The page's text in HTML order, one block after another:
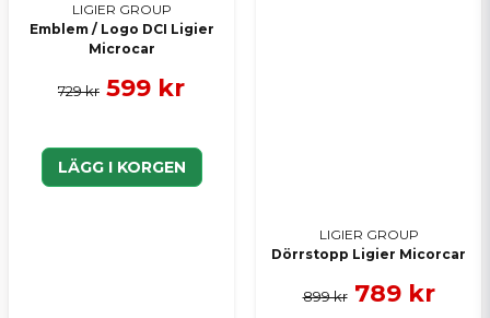
LIGIER GROUP
Emblem / Logo DCI Ligier
Microcar
729 kr 599 kr
LÄGG I KORGEN
LIGIER GROUP
Dörrstopp Ligier Micorcar
899 kr 789 kr